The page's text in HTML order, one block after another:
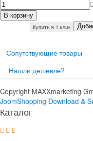
Купить в 1 клик
Сопутствующие товары
Нашли дешевле?
Copyright MAXXmarketing
JoomShopping Download &
Каталог